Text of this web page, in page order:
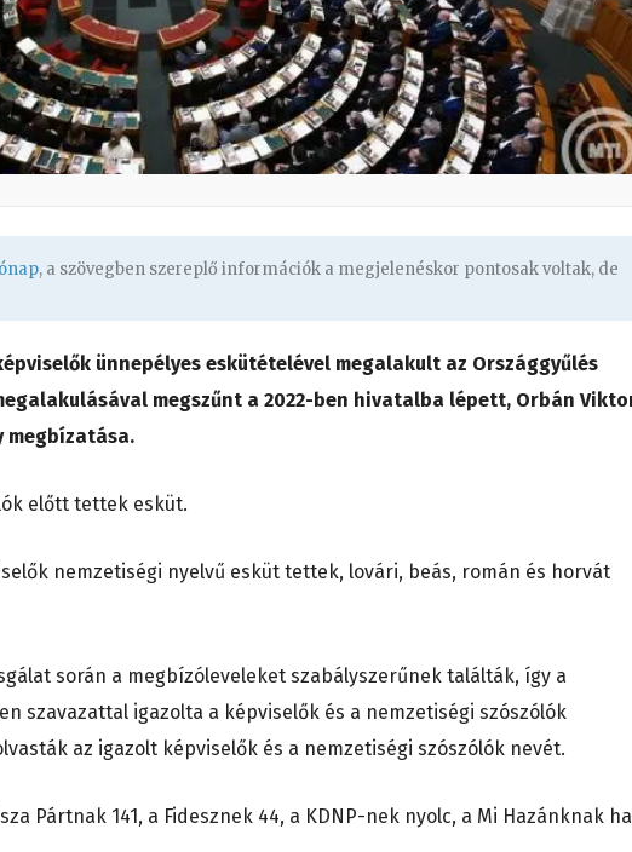
, a szövegben szereplő információk a megjelenéskor pontosak voltak, de
ünnepélyes eskütételével megalakult az Országgyűlés
megszűnt a 2022-ben hivatalba lépett, Orbán
megbízatása.
előtt tettek esküt.
nemzetiségi nyelvű esküt tettek, lovári, beás, román és horvát
során a megbízóleveleket szabályszerűnek találták, így a
szavazattal igazolta a képviselők és a nemzetiségi szószólók
az igazolt képviselők és a nemzetiségi szószólók nevét.
Pártnak 141, a Fidesznek 44, a KDNP-nek nyolc, a Mi Hazánknak